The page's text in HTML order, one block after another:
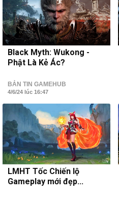
Black Myth: Wukong -
Phật Là Kẻ Ác?
BẢN TIN GAMEHUB
4/6/24 lúc 16:47
LMHT Tốc Chiến lộ
Gameplay mới đẹp...